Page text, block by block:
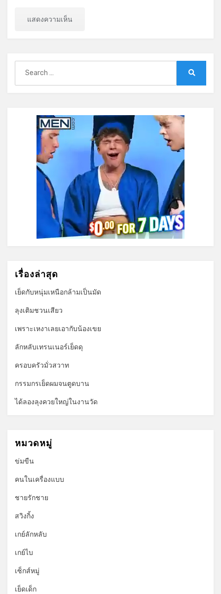
for:
เรื่องล่าสุด
เย็ดกับหนุ่มเหนือกล้ามเป็นมัด
ลุงเติมชวนเสียว
เพราะเหงาเลยเอากับน้องเขย
ลักหลับเทรนเนอร์เย็ดดุ
ครอบครัวมั่วสวาท
กรรมกรเย็ดผมจนตูดบาน
ได้ลองลุงควยใหญ่ในงานวัด
หมวดหมู่
ข่มขืน
คนในเครื่องแบบ
ชายรักชาย
สวิงกิ้ง
เกย์ลักหลับ
เกย์ไบ
เซ็กส์หมู่
เย็ดเด็ก